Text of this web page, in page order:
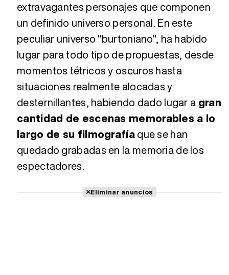
extravagantes personajes que componen
un definido universo personal. En este
peculiar universo "burtoniano", ha habido
lugar para todo tipo de propuestas, desde
momentos tétricos y oscuros hasta
situaciones realmente alocadas y
desternillantes, habiendo dado lugar a gran
cantidad de escenas memorables a lo
largo de su filmografíaque se han
quedado grabadas en la memoria de los
espectadores.
Eliminar anuncios